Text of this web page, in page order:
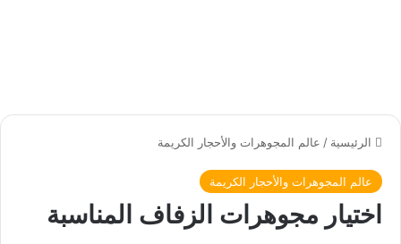
الرئيسية / عالم المجوهرات والأحجار الكريمة
عالم المجوهرات والأحجار الكريمة
اختيار مجوهرات الزفاف المناسبة